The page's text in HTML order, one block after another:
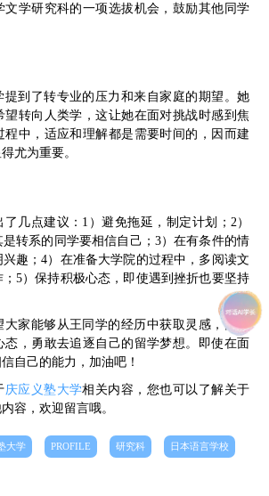
文学研究科的一项选拔机会，鼓励其他同学
提到了转专业的压力和来自家庭的期望。她
望转向人类学，这让她在面对挑战时感到焦
程中，适应和理解都是需要时间的，因而建
尤为重要。
几点建议：1）避免拖延，制定计划；2）
转系的同学要相信自己；3）在有条件的情
趣；4）在准备大学院的过程中，多阅读文
5）保持积极心态，即使遇到挫折也要坚持
家能够从王同学的经历中获取灵感，同时
态，勇敢去追逐自己的留学梦想。即使在面
自己的能力，加油吧！
庆应义塾大学相关内容，您也可以了解关于
容，欢迎留言哦。
大学 PROFILE 研究科 日本语言学校